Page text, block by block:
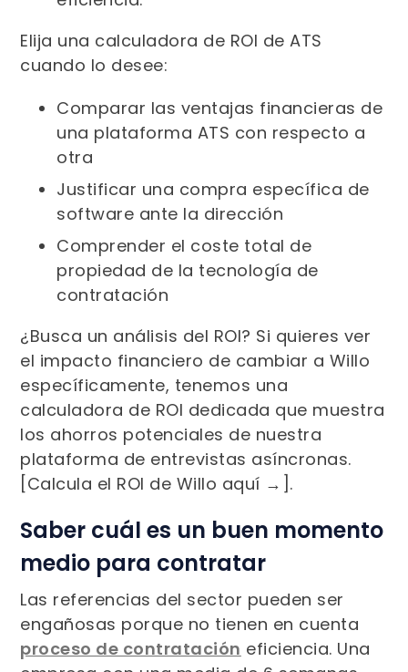
Elija una calculadora de ROI de ATS
cuando lo desee:
Comparar las ventajas financieras de
una plataforma ATS con respecto a
otra
Justificar una compra específica de
software ante la dirección
Comprender el coste total de
propiedad de la tecnología de
contratación
¿Busca un análisis del ROI? Si quieres ver
el impacto financiero de cambiar a Willo
específicamente, tenemos una
calculadora de ROI dedicada que muestra
los ahorros potenciales de nuestra
plataforma de entrevistas asíncronas.
[Calcula el ROI de Willo aquí →].
Saber cuál es un buen momento
medio para contratar
Las referencias del sector pueden ser
engañosas porque no tienen en cuenta
proceso de contratación eficiencia. Una